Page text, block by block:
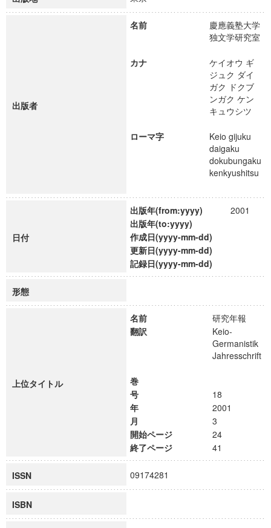
出版者
名前
慶應義塾大学
独文学研究室
カナ
ケイオウ ギ
ジュク ダイ
ガク ドクブ
ンガク ケン
キュウシツ
ローマ字
Keio gijuku
daigaku
dokubungaku
kenkyushitsu
日付
出版年(from:yyyy)
2001
出版年(to:yyyy)
作成日(yyyy-mm-dd)
更新日(yyyy-mm-dd)
記録日(yyyy-mm-dd)
形態
上位タイトル
名前
研究年報
翻訳
Keio-
Germanistik
Jahresschrift
巻
号
18
年
2001
月
3
開始ページ
24
終了ページ
41
ISSN 09174281
ISBN